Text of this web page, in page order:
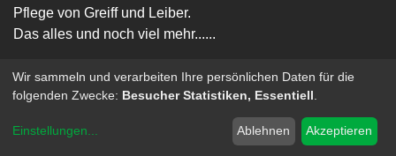
Pflege von Greiff und Leiber.
Das alles und noch viel mehr......
Copyright © Berufsbekleidung-Katzmann-GmbH
Open-Source eCommerce
Wir sammeln und verarbeiten Ihre persönlichen Daten für die
folgenden Zwecke: Besucher Statistiken, Essentiell
Einstellungen... Ablehnen Akzeptieren